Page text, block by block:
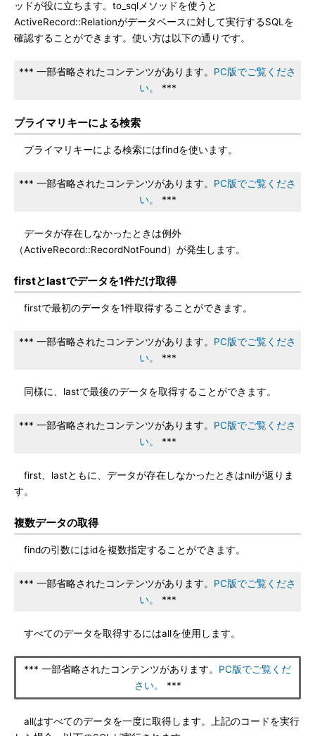
ッドが役に立ちます。to_sqlメソッドを使うと
ActiveRecord::Relationがデータベースに対して実行するSQLを
確認することができます。使い方は以下の通りです。
*** 一部省略されたコンテンツがあります。 PC版でご覧くださ
い。
***
プライマリキーによる検索
プライマリキーによる検索にはfindを使います。
*** 一部省略されたコンテンツがあります。 PC版でご覧くださ
い。
***
データが存在しなかったときは例外
（ActiveRecord::RecordNotFound）が発生します。
firstとlastでデータを1件だけ取得
firstで最初のデータを1件取得することができます。
*** 一部省略されたコンテンツがあります。 PC版でご覧くださ
い。
***
同様に、lastで最後のデータを取得することができます。
*** 一部省略されたコンテンツがあります。 PC版でご覧くださ
い。
***
first、lastともに、データが存在しなかったときはnilが返りま
す。
複数データの取得
findの引数にはidを複数指定することができます。
*** 一部省略されたコンテンツがあります。 PC版でご覧くださ
い。
***
すべてのデータを取得するにはallを使用します。
*** 一部省略されたコンテンツがあります。 PC版でご覧くだ
さい。
***
allはすべてのデータを一度に取得します。上記のコードを実行